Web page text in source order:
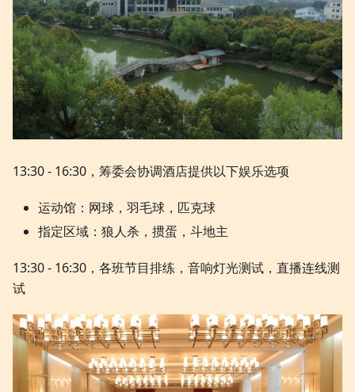
13:30 - 16:30，筹委会协调酒店提供以下娱乐选项
运动馆：网球，羽毛球，匹克球
指定区域：狼人杀，掼蛋，斗地主
13:30 - 16:30，各班节目排练，音响灯光测试，直播连线测
试